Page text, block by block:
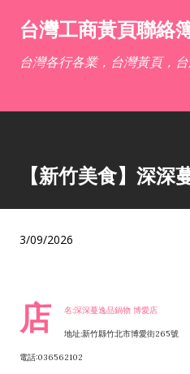
跳到主要
台灣工商黃頁聯絡
台灣各行各業，台灣黃頁，台
【新竹美食】深深
3/09/2026
店 名:深深蔓逸品鍋物 博愛店
地址:新竹縣竹北市博愛街265號
電話:036562102